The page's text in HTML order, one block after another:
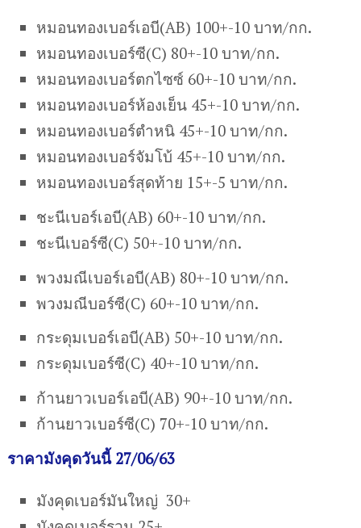
หมอนทองเบอร์เอบี(AB) 100+-10 บาท/กก.
หมอนทองเบอร์ซี(C) 80+-10 บาท/กก.
หมอนทองเบอร์ตกไซซ์ 60+-10 บาท/กก.
หมอนทองเบอร์ห้องเย็น 45+-10 บาท/กก.
หมอนทองเบอร์ตำหนิ 45+-10 บาท/กก.
หมอนทองเบอร์จัมโบ้ 45+-10 บาท/กก.
หมอนทองเบอร์สุดท้าย 15+-5 บาท/กก.
ชะนีเบอร์เอบี(AB) 60+-10 บาท/กก.
ชะนีเบอร์ซี(C) 50+-10 บาท/กก.
พวงมณีเบอร์เอบี(AB) 80+-10 บาท/กก.
พวงมณีบอร์ซี(C) 60+-10 บาท/กก.
กระดุมเบอร์เอบี(AB) 50+-10 บาท/กก.
กระดุมเบอร์ซี(C) 40+-10 บาท/กก.
ก้านยาวเบอร์เอบี(AB) 90+-10 บาท/กก.
ก้านยาวเบอร์ซี(C) 70+-10 บาท/กก.
ราคามังคุดวันนี้ 27/06/63
มังคุดเบอร์มันใหญ่ 30+